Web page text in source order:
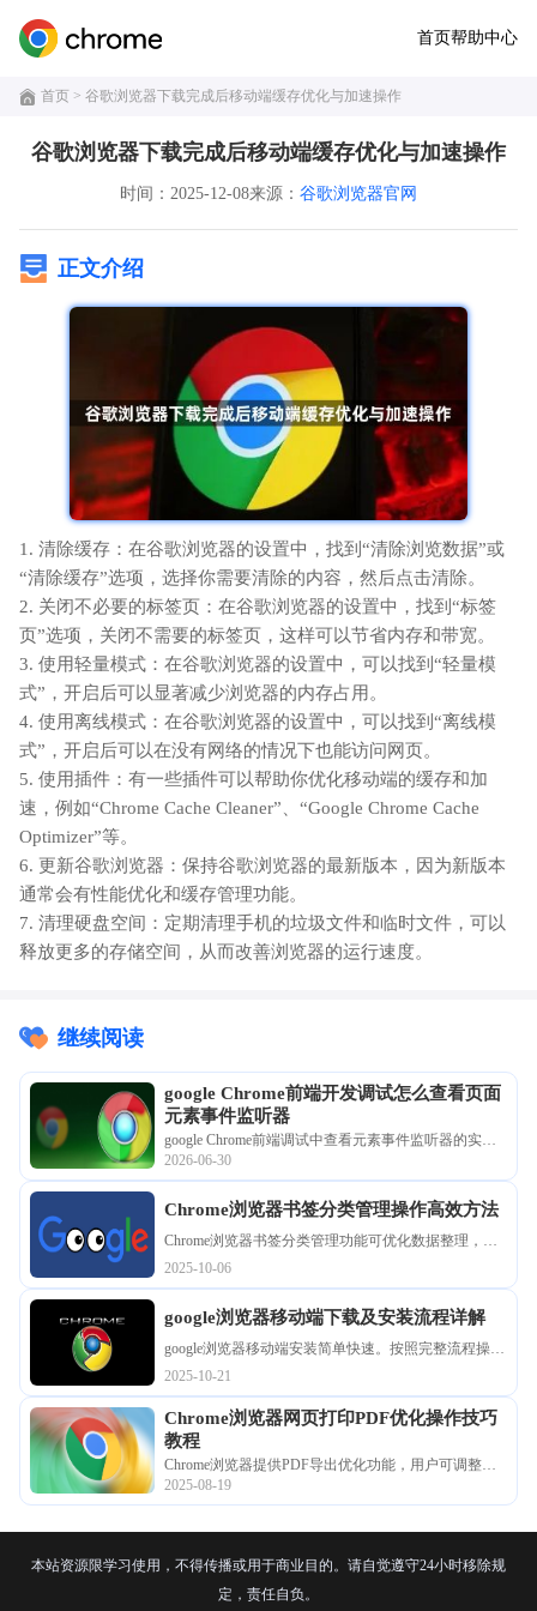
首页帮助中心
首页 > 谷歌浏览器下载完成后移动端缓存优化与加速操作
谷歌浏览器下载完成后移动端缓存优化与加速操作
时间：2025-12-08来源： 谷歌浏览器官网
正文介绍
1. 清除缓存：在谷歌浏览器的设置中，找到“清除浏览数据”或
“清除缓存”选项，选择你需要清除的内容，然后点击清除。
2. 关闭不必要的标签页：在谷歌浏览器的设置中，找到“标签
页”选项，关闭不需要的标签页，这样可以节省内存和带宽。
3. 使用轻量模式：在谷歌浏览器的设置中，可以找到“轻量模
式”，开启后可以显著减少浏览器的内存占用。
4. 使用离线模式：在谷歌浏览器的设置中，可以找到“离线模
式”，开启后可以在没有网络的情况下也能访问网页。
5. 使用插件：有一些插件可以帮助你优化移动端的缓存和加
速，例如“Chrome Cache Cleaner”、“Google Chrome Cache
Optimizer”等。
6. 更新谷歌浏览器：保持谷歌浏览器的最新版本，因为新版本
通常会有性能优化和缓存管理功能。
7. 清理硬盘空间：定期清理手机的垃圾文件和临时文件，可以
释放更多的存储空间，从而改善浏览器的运行速度。
继续阅读
google Chrome前端开发调试怎么查看页面
元素事件监听器
google Chrome前端调试中查看元素事件监听器的实操
指南。利用审查元素面板中的“Event Listeners”选项
卡，可深度剖析该节点绑定的所有交互逻辑与触发路
径，提升代码调试效率。
2026-06-30
Chrome浏览器书签分类管理操作高效方法
Chrome浏览器书签分类管理功能可优化数据整理，高
效操作方法能提升便捷性。方法总结提供实用技巧，
帮助用户高效管理书签内容。
2025-10-06
google浏览器移动端下载及安装流程详解
google浏览器移动端安装简单快速。按照完整流程操
作，用户可顺利完成下载和安装，确保浏览器功能稳
定，体验流畅上网。
2025-10-21
Chrome浏览器网页打印PDF优化操作技巧
教程
Chrome浏览器提供PDF导出优化功能，用户可调整页
面布局和打印设置，让网页内容以高质量PDF形式保
2025-08-19
本站资源限学习使用，不得传播或用于商业目的。请自觉遵守24小时移除规
定，责任自负。